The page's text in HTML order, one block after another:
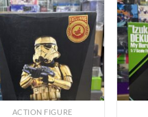
ACTION FIGURE